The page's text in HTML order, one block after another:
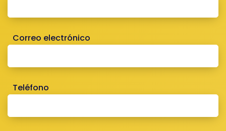
Correo electrónico
Teléfono